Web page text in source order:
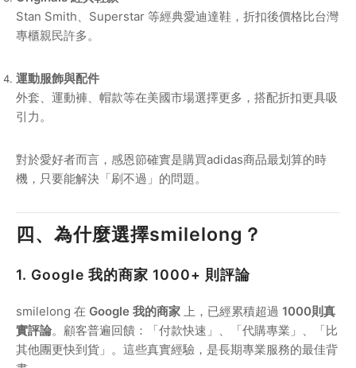
Stan Smith、Superstar 等經典愛迪達鞋，折扣後價格比台灣
專櫃親民許多。
運動服飾與配件
外套、運動褲、帽款等在美國市場選擇更多，搭配折扣更具吸
引力。
對於愛好者而言，感恩節確實是購買adidas商品最划算的時
機，只要能解決「刷不過」的問題。
四、為什麼選擇smilelong？
1. Google 我的商家 1000+ 則評論
smilelong 在 Google 我的商家 上，已經累積超過 1000則真
實評論。顧客普遍回饋：「付款快速」、「代購專業」、「比
其他團更快到貨」。這些真實經驗，是長期專業服務的最佳背